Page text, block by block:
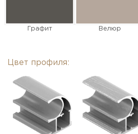
Графит Велюр
Цвет профиля: